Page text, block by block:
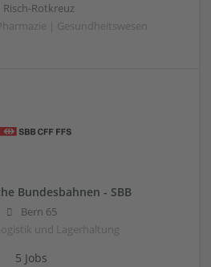
Risch-Rotkreuz
| Gesundheitswesen
Bundesbahnen - SBB
Bern 65
und Lagerhaltung
5 Jobs